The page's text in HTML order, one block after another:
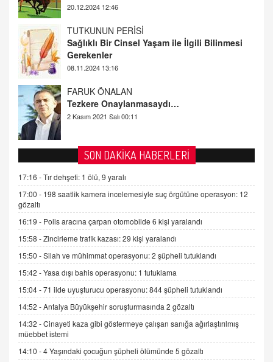
Sağlıklı Bir Cinsel Yaşam ile İlgili Bilinmesi
Gerekenler
08.11.2024 13:16
Tezkere Onaylanmasaydı…
2 Kasım 2021 Salı 00:11
Kişisel verilerin korunması ve dijital hukukun
gelişimi
15.09.2025 16:17
SEHER EREK
Kış Ayları Geldi, Hangi Önlemler Alınmalı?
9.12.2025 10:11
İNCİ GÜL AKÖL
Trump Keşke Adana'yı da Ziyaret Etse...
06.07.2026 13:00
ADEM AKÖL
Esed Destekçilerinin Yüzüne Vurulan Şamar:
Sednaya
11.12.2024 12:30
SON DAKİKA HABERLERİ
17:16 -Tır dehşeti: 1 ölü, 9 yaralı
17:00 - 198 saatlik kamera incelemesiyle suç örgütüne operasyon: 12
gözaltı
16:19 - Polis aracına çarpan otomobilde 6 kişi yaralandı
15:58 -Zincirleme trafik kazası: 29 kişi yaralandı
15:50 -Silah ve mühimmat operasyonu: 2 şüpheli tutuklandı
15:42 -Yasa dışı bahis operasyonu: 1 tutuklama
15:04 -71 ilde uyuşturucu operasyonu: 844 şüpheli tutuklandı
14:52 -Antalya Büyükşehir soruşturmasında 2 gözaltı
14:32 -Cinayeti kaza gibi göstermeye çalışan sanığa ağırlaştırılmış
müebbet istemi
14:10 -4 Yaşındaki çocuğun şüpheli ölümünde 5 gözaltı